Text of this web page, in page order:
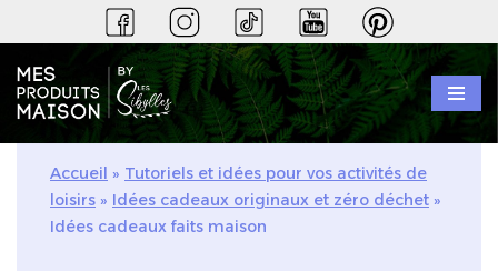
au
contenu
Accueil » Tutoriels et idées pour vos activités de
loisirs » Idées cadeaux originaux et zéro déchet »
Idées cadeaux faits maison